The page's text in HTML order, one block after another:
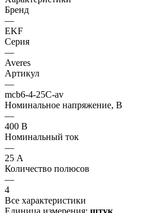
Бренд
—
EKF
Серия
—
Averes
Артикул
—
mcb6-4-25C-av
Номинальное напряжение, В
—
400 В
Номинальный ток
—
25 А
Количество полюсов
—
4
Все характеристики
Единица измерения: штук